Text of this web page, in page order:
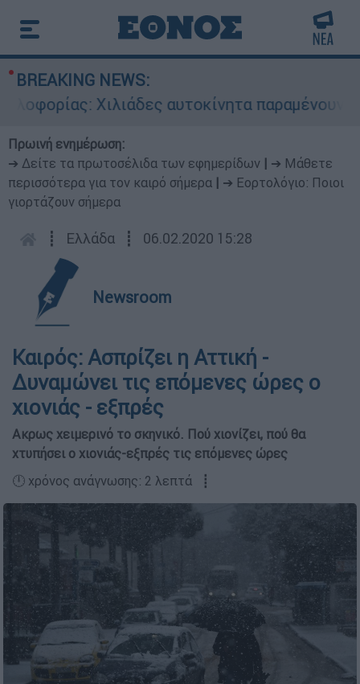
BREAKING NEWS:
Χιλιάδες αυτοκίνητα παραμένουν
Πρωινή ενημέρωση:
➔ Δείτε τα πρωτοσέλιδα των εφημερίδων
➔ Μάθετε
περισσότερα για τον καιρό σήμερα
➔ Εορτολόγιο: Ποιοι
γιορτάζουν σήμερα
┋ Ελλάδα ┋ 06.02.2020 15:28
Newsroom
Καιρός: Ασπρίζει η Αττική -
Δυναμώνει τις επόμενες ώρες ο
χιονιάς - εξπρές
Ακρως χειμερινό το σκηνικό. Πού χιονίζει, πού θα
χτυπήσει ο χιονιάς-εξπρές τις επόμενες ώρες
🕛 χρόνος ανάγνωσης: 2 λεπτά ┋